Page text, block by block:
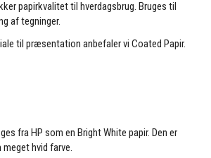
papirkvalitet til hverdagsbrug. Bruges til
af tegninger.
til præsentation anbefaler vi Coated Papir.
fra HP som en Bright White papir. Den er
hvid farve.